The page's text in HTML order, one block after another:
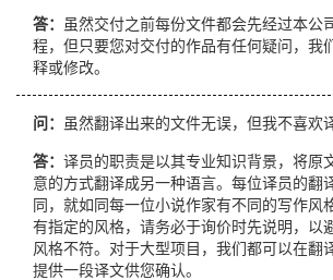
答：
虽然交付之前每份文件都会先经过本公
程，但只要您对交付的作品有任何疑问，我
释或修改。
问： 虽然翻译出来的文件无误，但我不喜欢
答： 译员的职责是以其专业知识背景，将原
意的方式翻译成另一种语言。每位译员的翻
同，就如同每一位小说作家有不同的写作风
有指定的风格，请务必于询价时先说明，以
风格不符。对于大型项目，我们都可以在翻
提供一段译文供您确认。